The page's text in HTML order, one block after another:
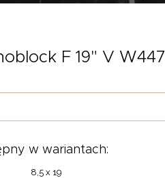
F 19" V W447
w wariantach:
8,5 x 19